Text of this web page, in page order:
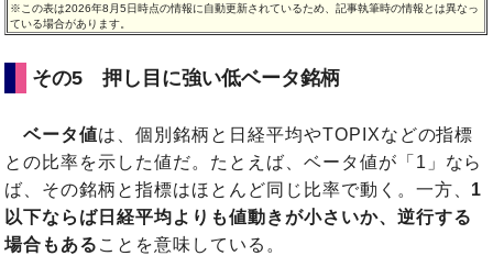
※この表は2026年8月5日時点の情報に自動更新されているため、記事執筆時の情報とは異なっ
ている場合があります。
その5 押し目に強い低ベータ銘柄
ベータ値は、個別銘柄と日経平均やTOPIXなどの指標
との比率を示した値だ。たとえば、ベータ値が「1」なら
ば、その銘柄と指標はほとんど同じ比率で動く。一方、 1
以下ならば日経平均よりも値動きが小さいか、逆行する
場合もある ことを意味している。